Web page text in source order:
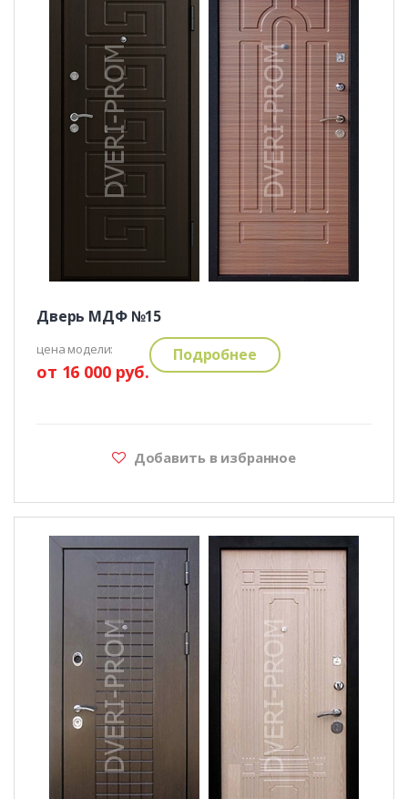
Дверь МДФ №15
цена модели:
от 16 000 руб.
Подробнее
Добавить в избранное